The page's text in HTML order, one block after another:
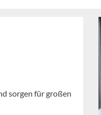
sorgen für großen